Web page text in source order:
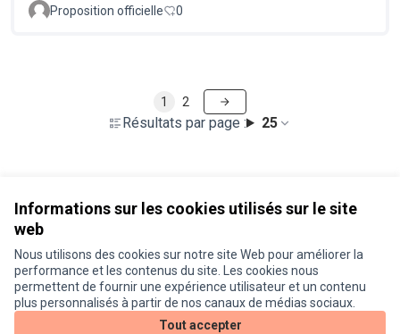
Informations sur les cookies utilisés sur le site
web
Nous utilisons des cookies sur notre site Web pour améliorer la
performance et les contenus du site. Les cookies nous
permettent de fournir une expérience utilisateur et un contenu
plus personnalisés à partir de nos canaux de médias sociaux.
Tout accepter
Proposition officielle 0
Résultats par page : 25
1 2
Conditions d'utilisation
Paramètres des cookies
Je participe ! sur X
(Lien externe)
Je participe ! sur Facebook
Je participe ! sur Instagram